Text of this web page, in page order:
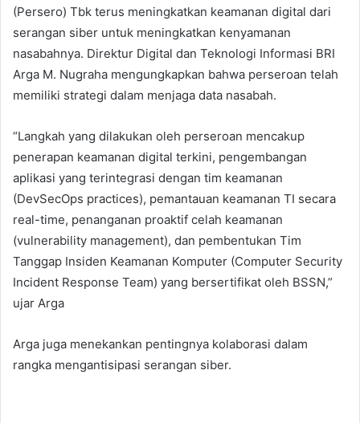
(Persero) Tbk terus meningkatkan keamanan digital dari
serangan siber untuk meningkatkan kenyamanan
nasabahnya. Direktur Digital dan Teknologi Informasi BRI
Arga M. Nugraha mengungkapkan bahwa perseroan telah
memiliki strategi dalam menjaga data nasabah.
“Langkah yang dilakukan oleh perseroan mencakup
penerapan keamanan digital terkini, pengembangan
aplikasi yang terintegrasi dengan tim keamanan
(DevSecOps practices), pemantauan keamanan TI secara
real-time, penanganan proaktif celah keamanan
(vulnerability management), dan pembentukan Tim
Tanggap Insiden Keamanan Komputer (Computer Security
Incident Response Team) yang bersertifikat oleh BSSN,”
ujar Arga
Arga juga menekankan pentingnya kolaborasi dalam
rangka mengantisipasi serangan siber.